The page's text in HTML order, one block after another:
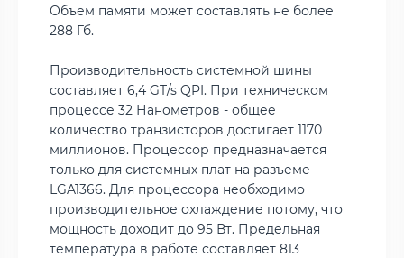
Объем памяти может составлять не более
288 Гб.
Производительность системной шины
составляет 6,4 GT/s QPI. При техническом
процессе 32 Нанометров - общее
количество транзисторов достигает 1170
миллионов. Процессор предназначается
только для системных плат на разъеме
LGA1366. Для процессора необходимо
производительное охлаждение потому, что
мощность доходит до 95 Вт. Предельная
температура в работе составляет 813